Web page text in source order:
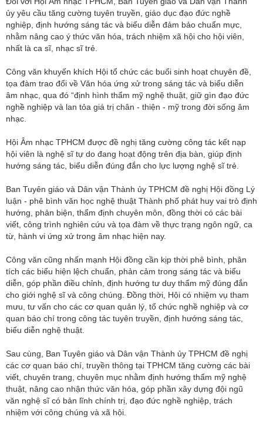
ủy yêu cầu tăng cường tuyên truyền, giáo dục đạo đức nghề
nghiệp, định hướng sáng tác và biểu diễn đảm bảo chuẩn mực,
nhằm nâng cao ý thức văn hóa, trách nhiệm xã hội cho hội viên,
nhất là ca sĩ, nhạc sĩ trẻ.
Công văn khuyến khích Hội tổ chức các buổi sinh hoạt chuyên đề,
tọa đàm trao đổi về Văn hóa ứng xử trong sáng tác và biểu diễn
âm nhạc, qua đó “định hình thẩm mỹ nghệ thuật, giữ gìn đạo đức
nghề nghiệp và lan tỏa giá trị chân - thiện - mỹ trong đời sống âm
nhạc.
Hội Âm nhạc TPHCM được đề nghị tăng cường công tác kết nạp
hội viên là nghệ sĩ tự do đang hoạt động trên địa bàn, giúp định
hướng sáng tác, biểu diễn đúng đắn cho lực lượng nghệ sĩ trẻ.
Ban Tuyên giáo và Dân vận Thành ủy TPHCM đề nghị Hội đồng Lý
luận - phê bình văn học nghệ thuật Thành phố phát huy vai trò định
hướng, phản biện, thẩm định chuyên môn, đồng thời có các bài
viết, công trình nghiên cứu và tọa đàm về thực trạng ngôn ngữ, ca
từ, hành vi ứng xử trong âm nhạc hiện nay.
Công văn cũng nhấn mạnh Hội đồng cần kịp thời phê bình, phân
tích các biểu hiện lệch chuẩn, phản cảm trong sáng tác và biểu
diễn, góp phần điều chỉnh, định hướng tư duy thẩm mỹ đúng đắn
cho giới nghệ sĩ và công chúng. Đồng thời, Hội có nhiệm vụ tham
mưu, tư vấn cho các cơ quan quản lý, tổ chức nghề nghiệp và cơ
quan báo chí trong công tác tuyên truyền, định hướng sáng tác,
biểu diễn nghệ thuật.
Sau cùng, Ban Tuyên giáo và Dân vận Thành ủy TPHCM đề nghị
các cơ quan báo chí, truyền thông tại TPHCM tăng cường các bài
viết, chuyên trang, chuyên mục nhằm định hướng thẩm mỹ nghệ
thuật, nâng cao nhận thức văn hóa, góp phần xây dựng đội ngũ
văn nghệ sĩ có bản lĩnh chính trị, đạo đức nghề nghiệp, trách
nhiệm với công chúng và xã hội.